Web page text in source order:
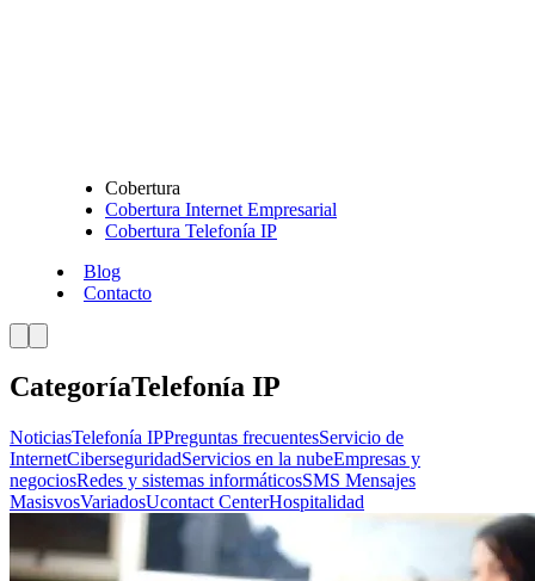
Cobertura
Cobertura Internet Empresarial
Cobertura Telefonía IP
Blog
Contacto
CategoríaTelefonía IP
NoticiasTelefonía IPPreguntas frecuentesServicio de
InternetCiberseguridadServicios en la nubeEmpresas y
negociosRedes y sistemas informáticosSMS Mensajes
MasisvosVariadosUcontact CenterHospitalidad